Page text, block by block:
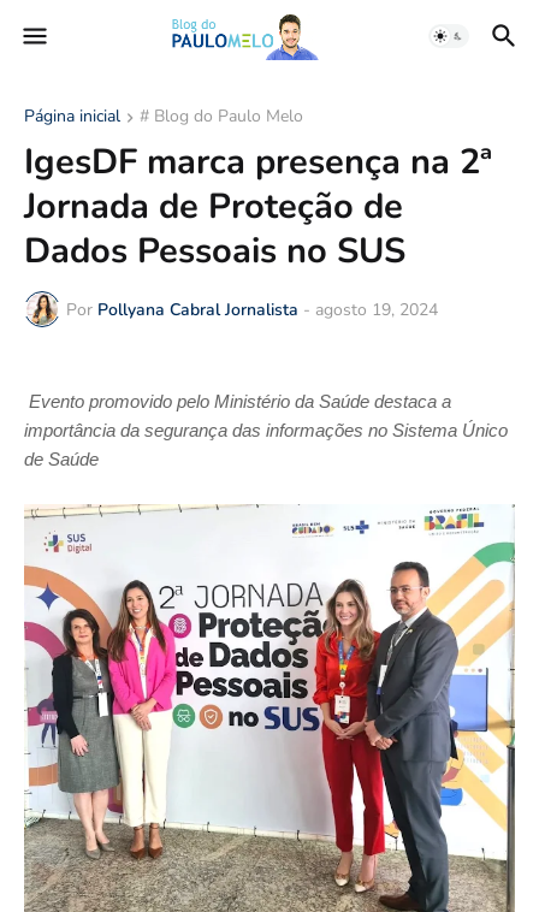
Página inicial # Blog do Paulo Melo
IgesDF marca presença na 2ª
Jornada de Proteção de
Dados Pessoais no SUS
Por Pollyana Cabral Jornalista - agosto 19, 2024
Evento promovido pelo Ministério da Saúde destaca a
importância da segurança das informações no Sistema Único
de Saúde